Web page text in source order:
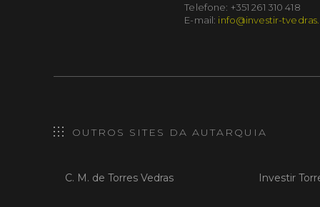
Telefone: +351 261 310 418
E-mail: info@investir-
OUTROS SITES DA AUTARQUIA
C. M. de Torres Vedras Investir